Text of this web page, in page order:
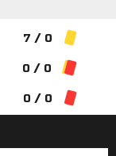
7 / 0
0 / 0
0 / 0